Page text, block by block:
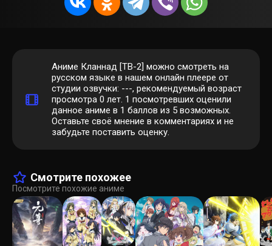
Аниме Кланнад [ТВ-2] можно смотреть на
русском языке в нашем онлайн плеере от
студии озвучки: ---, рекомендуемый возраст
просмотра 0 лет. 1 посмотревших оценили
данное аниме в 1 баллов из 5 возможных.
Оставьте своё мнение в комментариях и не
забудьте поставить оценку.
Смотрите похожее
Посмотрите похожие аниме